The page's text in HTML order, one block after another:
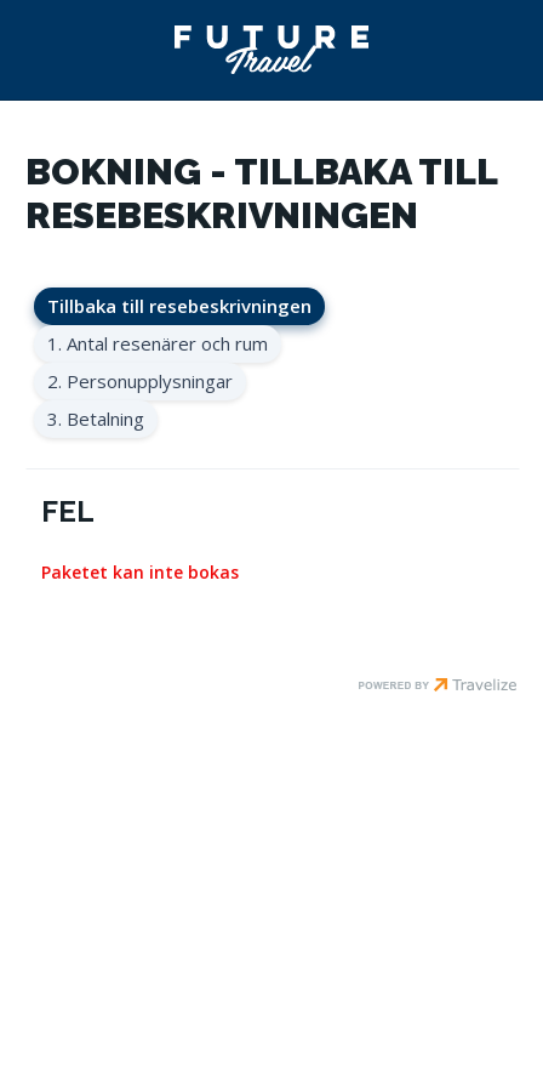
BOKNING - TILLBAKA TILL
RESEBESKRIVNINGEN
Tillbaka till resebeskrivningen
1. Antal resenärer och rum
2. Personupplysningar
3. Betalning
FEL
Paketet kan inte bokas